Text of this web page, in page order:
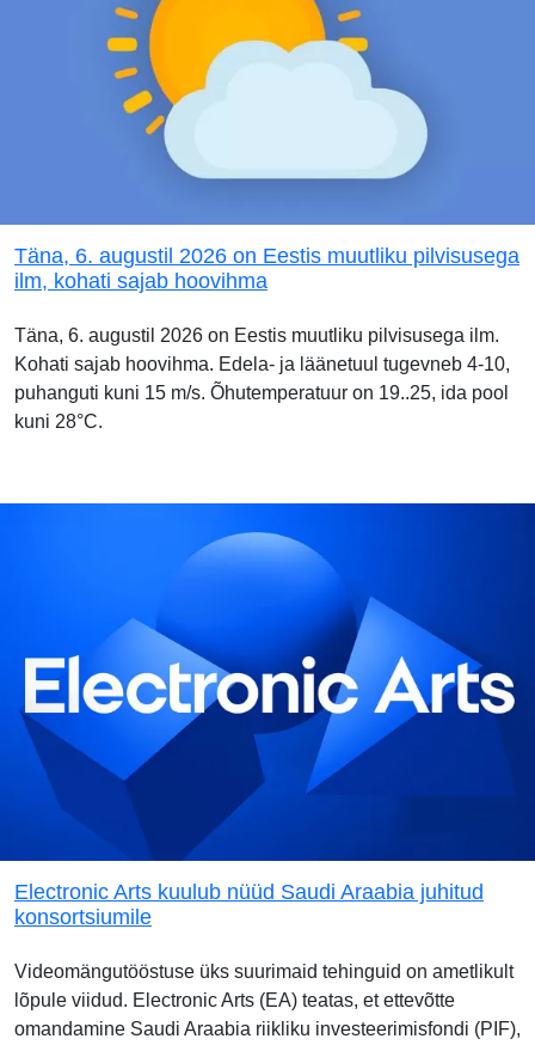
Täna, 6. augustil 2026 on Eestis muutliku pilvisusega
ilm, kohati sajab hoovihma
Täna, 6. augustil 2026 on Eestis muutliku pilvisusega ilm.
Kohati sajab hoovihma. Edela- ja läänetuul tugevneb 4-10,
puhanguti kuni 15 m/s. Õhutemperatuur on 19..25, ida pool
kuni 28°C.
Electronic Arts kuulub nüüd Saudi Araabia juhitud
konsortsiumile
Videomängutööstuse üks suurimaid tehinguid on ametlikult
lõpule viidud. Electronic Arts (EA) teatas, et ettevõtte
omandamine Saudi Araabia riikliku investeerimisfondi (PIF),